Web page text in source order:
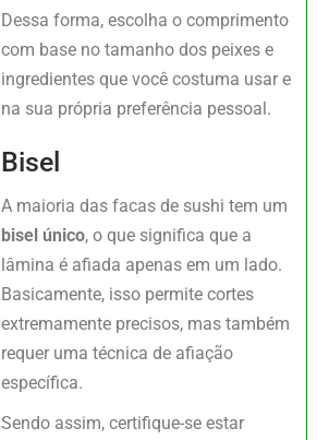
Dessa forma, escolha o comprimento
com base no tamanho dos peixes e
ingredientes que você costuma usar e
na sua própria preferência pessoal.
Bisel
A maioria das facas de sushi tem um
bisel único, o que significa que a
lâmina é afiada apenas em um lado.
Basicamente, isso permite cortes
extremamente precisos, mas também
requer uma técnica de afiação
específica.
Sendo assim, certifique-se estar